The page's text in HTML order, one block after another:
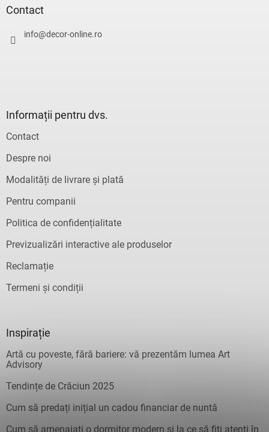
Contact
info@decor-online.ro
Informații pentru dvs.
Contact
Despre noi
Modalități de livrare și plată
Pentru companii
Politica de confidențialitate
Previzualizări interactive ale produselor
Reclamație
Termeni și condiții
Inspirație
Artă cu poveste, fără bariere: vă prezentăm lumea Art
Advisory
Tendințe de Crăciun 2025
Cum să predați inițial un cadou financiar de nuntă
Cum să amenajați o dormitor modern și la ce să fiți atenți în